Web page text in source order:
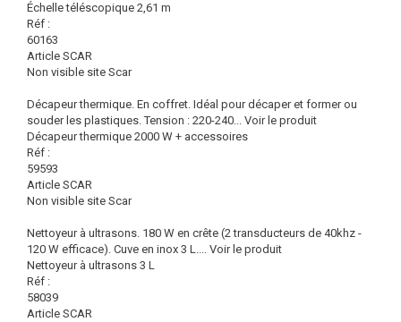
Échelle téléscopique 2,61 m
Réf :
60163
Article SCAR
Non visible site Scar
Décapeur thermique. En coffret. Idéal pour décaper et former ou
souder les plastiques. Tension : 220-240... Voir le produit
Décapeur thermique 2000 W + accessoires
Réf :
59593
Article SCAR
Non visible site Scar
Nettoyeur à ultrasons. 180 W en crête (2 transducteurs de 40khz -
120 W efficace). Cuve en inox 3 L.... Voir le produit
Nettoyeur à ultrasons 3 L
Réf :
58039
Article SCAR